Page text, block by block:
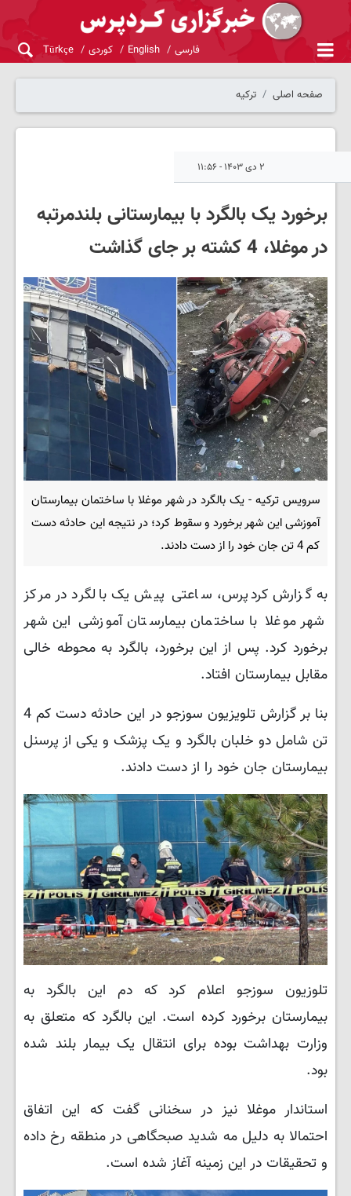
فارسی English کوردی Türkçe
صفحه اصلی ترکیه
۲ دی ۱۴۰۳ - ۱۱:۵۶
برخورد یک بالگرد با بیمارستانی بلندمرتبه
در موغلا، 4 کشته بر جای گذاشت
سرویس ترکیه - یک بالگرد در شهر موغلا با ساختمان بیمارستان
آموزشی این شهر برخورد و سقوط کرد؛ در نتیجه این حادثه دست
کم 4 تن جان خود را از دست دادند.
به گزارش کردپرس، ساعتی پیش یک بالگرد در مرکز
شهر موغلا با ساختمان بیمارستان آموزشی این شهر
برخورد کرد. پس از این برخورد، بالگرد به محوطه خالی
مقابل بیمارستان افتاد.
بنا بر گزارش تلویزیون سوزجو در این حادثه دست کم 4
تن شامل دو خلبان بالگرد و یک پزشک و یکی از پرسنل
بیمارستان جان خود را از دست دادند.
تلوزیون سوزجو اعلام کرد که دم این بالگرد به
بیمارستان برخورد کرده است. این بالگرد که متعلق به
وزارت بهداشت بوده برای انتقال یک بیمار بلند شده
بود.
استاندار موغلا نیز در سخنانی گفت که این اتفاق
احتمالا به دلیل مه شدید صبحگاهی در منطقه رخ داده
و تحقیقات در این زمینه آغاز شده است.